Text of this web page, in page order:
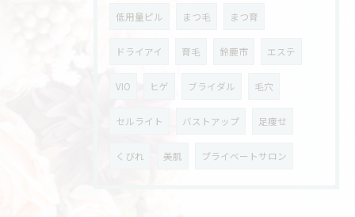
低用量ピル まつ毛 まつ育
ドライアイ 育毛 鈴鹿市 エステ
VIO ヒゲ ブライダル 毛穴
セルライト バストアップ 足痩せ
くびれ 美肌 プライベートサロン